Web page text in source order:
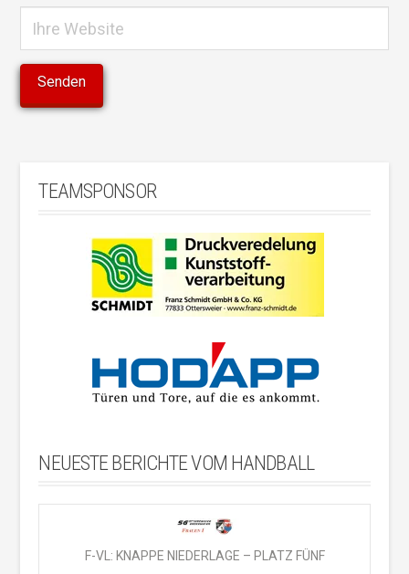
TEAMSPONSOR
NEUESTE BERICHTE VOM HANDBALL
F-VL: KNAPPE NIEDERLAGE – PLATZ FÜNF